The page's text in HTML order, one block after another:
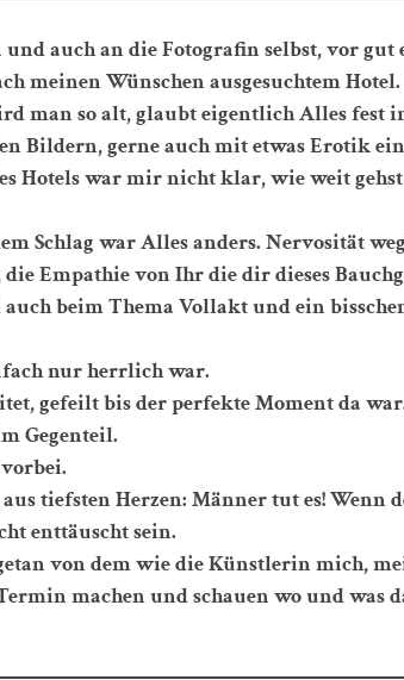
auch an die Fotografin selbst,vor gut
meinen Wünschen ausgesuchtem Hotel.
man so alt, glaubt eigentlich Alles fest
Bildern, gerne auch mit etwas Erotik
Hotels war mir nicht klar, wie weit
Schlag war Alles anders. Nervosität
Empathie von Ihr die dir dieses
beim Thema Vollakt und ein
nur herrlich war.
gefeilt bis der perfekte Moment da
Gegenteil.
tiefsten Herzen: Männer tut es! Wenn
enttäuscht sein.
von dem wie die Künstlerin mich,
machen und schauen wo und was